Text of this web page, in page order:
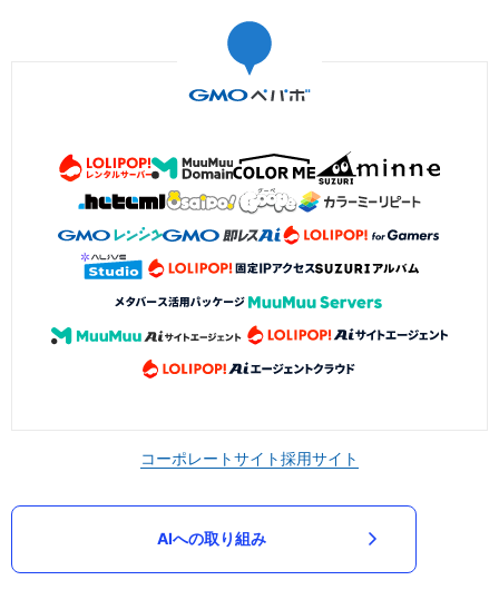
コーポレートサイト採用サイト
AIへの取り組み